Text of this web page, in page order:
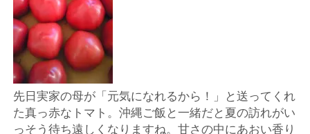
先日実家の母が「元気になれるから！」と送ってくれ
た真っ赤なトマト。沖縄ご飯と一緒だと夏の訪れがい
っそう待ち遠しくなりますね。甘さの中にあおい香り